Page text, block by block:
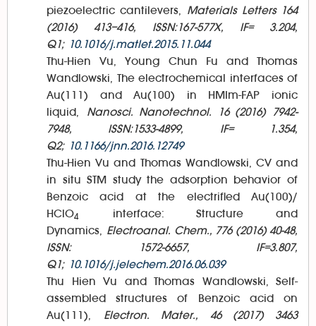
piezoelectric cantilevers, Materials Letters 164
(2016) 413–416, ISSN:167-577X, IF= 3.204,
Q1; 10.1016/j.matlet.2015.11.044
Thu-Hien Vu, Young Chun Fu and Thomas
Wandlowski, The electrochemical interfaces of
Au(111) and Au(100) in HMIm-FAP ionic
liquid, Nanosci. Nanotechnol. 16 (2016) 7942-
7948, ISSN:1533-4899, IF= 1.354,
Q2; 10.1166/jnn.2016.12749
Thu-Hien Vu and Thomas Wandlowski, CV and
in situ STM study the adsorption behavior of
Benzoic acid at the electrified Au(100)/
HClO4
interface: Structure and
Dynamics, Electroanal. Chem., 776 (2016) 40-48,
ISSN: 1572-6657, IF=3.807,
Q1; 10.1016/j.jelechem.2016.06.039
Thu Hien Vu and Thomas Wandlowski, Self-
assembled structures of Benzoic acid on
Au(111), Electron. Mater., 46 (2017) 3463